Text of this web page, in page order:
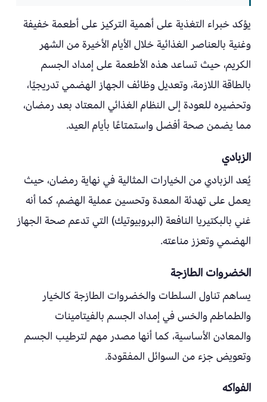
يؤكد خبراء التغذية على أهمية التركيز على أطعمة خفيفة
وغنية بالعناصر الغذائية خلال الأيام الأخيرة من الشهر
الكريم، حيث تساعد هذه الأطعمة على إمداد الجسم
بالطاقة اللازمة، وتعديل وظائف الجهاز الهضمي تدريجيًا،
وتحضيره للعودة إلى النظام الغذائي المعتاد بعد رمضان،
مما يضمن صحة أفضل واستمتاعًا بأيام العيد.
الزبادي
يُعد الزبادي من الخيارات المثالية في نهاية رمضان، حيث
يعمل على تهدئة المعدة وتحسين عملية الهضم، كما أنه
غني بالبكتيريا النافعة (البروبيوتيك) التي تدعم صحة الجهاز
الهضمي وتعزز مناعته.
الخضروات الطازجة
يساهم تناول السلطات والخضروات الطازجة كالخيار
والطماطم والخس في إمداد الجسم بالفيتامينات
والمعادن الأساسية، كما أنها مصدر مهم لترطيب الجسم
وتعويض جزء من السوائل المفقودة.
الفواكه